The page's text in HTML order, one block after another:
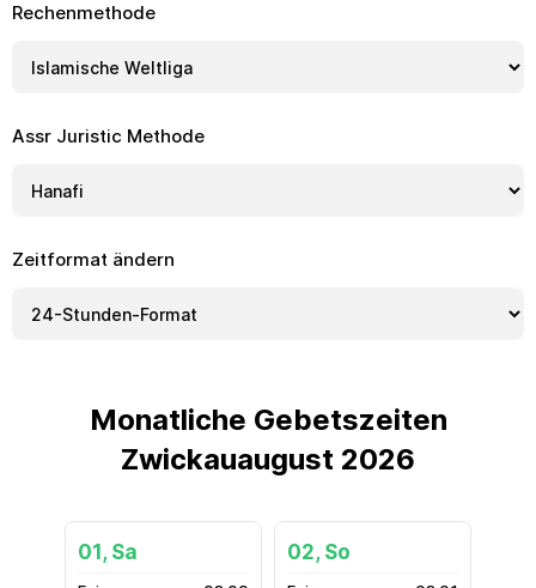
Rechenmethode
Assr Juristic Methode
Zeitformat ändern
Monatliche Gebetszeiten
Zwickauaugust 2026
01, Sa 02, So